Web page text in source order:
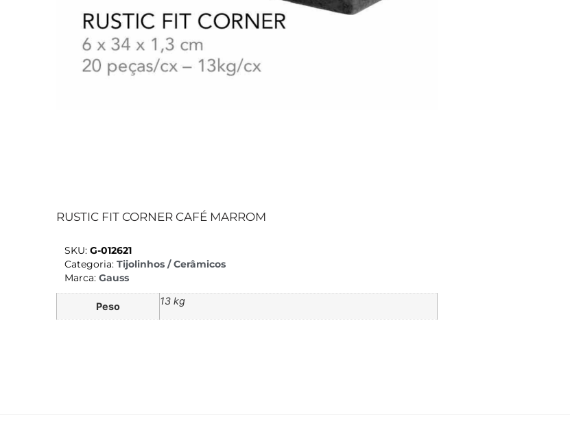
RUSTIC FIT CORNER CAFÉ MARROM
SKU: G-012621
Categoria: Tijolinhos / Cerâmicos
Marca: Gauss
Peso 13 kg